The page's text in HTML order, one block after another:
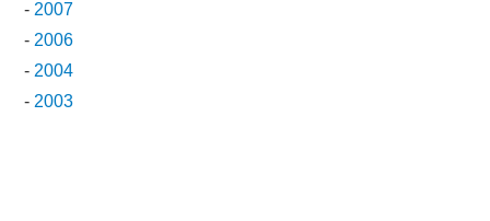
- 2007
- 2006
- 2004
- 2003